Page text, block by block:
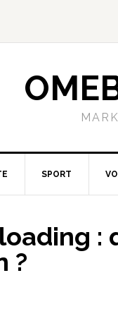
SPORT
:
?